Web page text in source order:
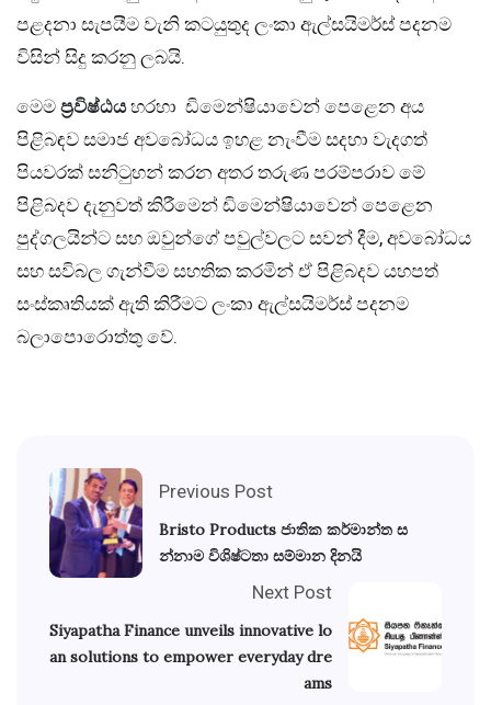
පළදනා සැපයීම වැනි කටයුතුද ලංකා ඇල්සයිමර්ස් පදනම
විසින් සිදු කරනු ලබයි.
මෙම ප්‍රවිෂ්ඨයහරහා ඩිමෙන්ෂියාවෙන් පෙළෙන අය
පිළිබඳව සමාජ අවබෝධය ඉහළ නැංවීම සදහා වැදගත්
පියවරක් සනිටුහන් කරන අතර තරුණ පරම්පරාව මේ
පිළිබදව දැනුවත් කිරීමෙන් ඩිමෙන්ෂියාවෙන් පෙළෙන
පුද්ගලයින්ට සහ ඔවුන්ගේ පවුල්වලට සවන් දීම, අවබෝධය
සහ සවිබල ගැන්වීම සහතික කරමින් ඒ පිළිබදව යහපත්
සංස්කෘතියක් ඇති කිරීමට ලංකා ඇල්සයිමර්ස් පදනම
බලාපොරොත්තු වේ.
Previous Post
Bristo Products ජාතික කර්මාන්ත ස
න්නාම විශිෂ්ටතා සම්මාන දිනයි
Next Post
Siyapatha Finance unveils innovative lo
an solutions to empower everyday dre
ams